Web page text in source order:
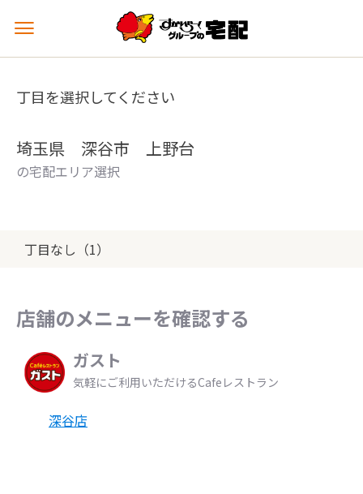
メ
ュ
を
丁目を選択してください
埼玉県 深谷市 上野台
の宅配エリア選択
丁目なし（1）
店舗のメニューを確認する
ガスト
気軽にご利用いただけるCafeレストラン
深谷店